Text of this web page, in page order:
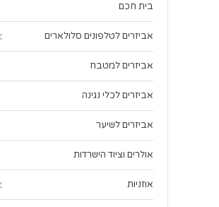
בית חכם
אביזרים לטלפונים סלולארים
אביזרים למטבח
אביזרים לכלי נגינה
אביזרים לשיער
אולרים וציוד הישרדות
אוזניות